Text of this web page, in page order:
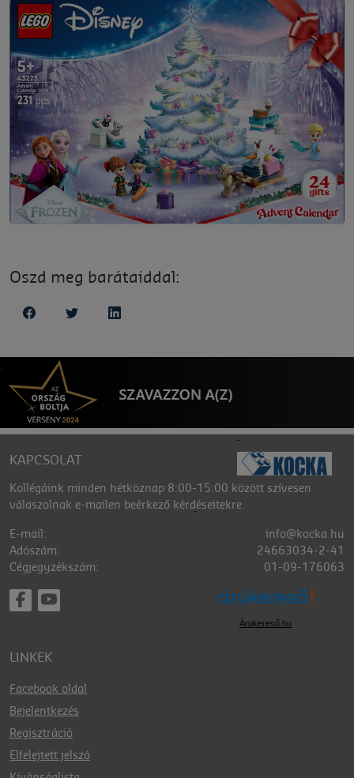
Oszd meg barátaiddal:
KAPCSOLAT
Kollégáink minden hétköznap 8:00-15:00 között szívesen
válaszolnak e-mailen beérkező kérdéseitekre.
E-mail:
info@kocka.hu
Adószám:
24663034-2-41
Cégjegyzékszám:
01-09-176063
Árukereső.hu
LINKEK
Facebook oldal
Bejelentkezés
Regisztráció
Elfelejtett jelszó